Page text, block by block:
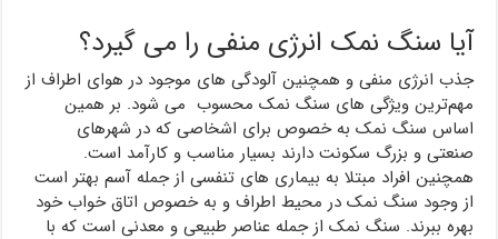
آیا سنگ نمک انرژی منفی را می گیرد؟
جذب انرژی منفی و همچنین آلودگی های موجود در هوای اطراف از
مهم‌ترین ویژگی های سنگ نمک محسوب می شود. بر همین
اساس سنگ نمک به خصوص برای اشخاصی که در شهرهای
صنعتی و بزرگ سکونت دارند بسیار مناسب و کارآمد است.
همچنین افراد مبتلا به بیماری های تنفسی از جمله آسم بهتر است
از وجود سنگ نمک در محیط اطراف و به خصوص اتاق خواب خود
بهره ببرند. سنگ نمک از جمله عناصر طبیعی و معدنی است که با